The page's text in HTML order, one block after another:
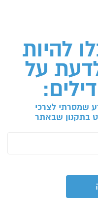
להיות
על
שמסרתי לצרכי
בתקנון שבאתר